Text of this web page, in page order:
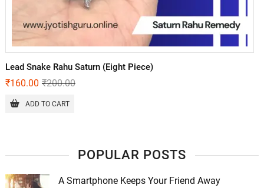
Lead Snake Rahu Saturn (Eight Piece)
₹200.00
₹160.00
ADD TO CART
POPULAR POSTS
A Smartphone Keeps Your Friend Away